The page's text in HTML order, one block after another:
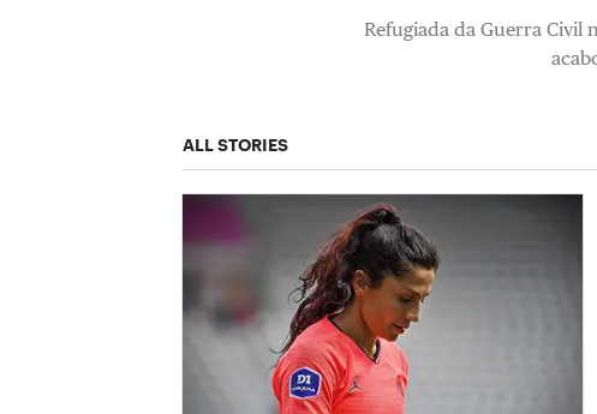
Refugiada da Guerra Civil
ALL STORIES